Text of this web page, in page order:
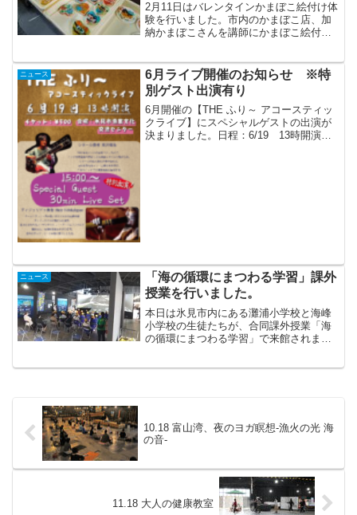
2月11日はバレンタインかまぼこ絵付け体
験を行いました。市内のかまぼこ店、加
納かまぼこさんを講師にかまぼこ絵付け
この形もハート形💛まずは加納かまぼこ
さんに見本の絵を書い...
ニュース
6月ライブ開催のお知らせ ※特
別ゲスト出演有り
6月開催の【THE ふり～ アコースティッ
クライブ】にスペシャルゲストの出演が
決まりました。日程：6/19 13時開演場
ニュース
「海の循環にまつわる学習」課外
授業を行いました。
本日は氷見市内にある灘浦小学校と海峰
小学校の生徒たちが、合同課外授業「海
の循環にまつわる学習」で来館されまし
10.18 富山湾、夜のヨガ瞑想-漁火の光 海
の音-
11.18 大人の健康教室